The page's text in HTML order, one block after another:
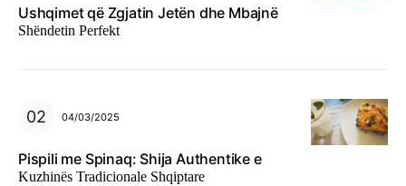
Ushqimet që Zgjatin Jetën dhe Mbajnë
Shëndetin Perfekt
04/03/2025
Pispili me Spinaq: Shija Authentike e
Kuzhinës Tradicionale Shqiptare